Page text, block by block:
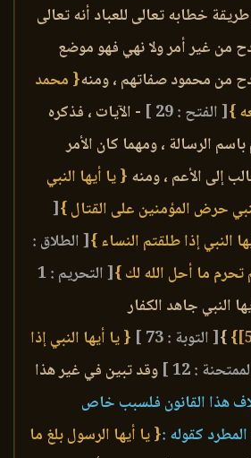
خطابه تعالى للعباد أنه تعالى
من غير أمر ولا نهي فهو موضع
من محمود صفاتهم ، ومنه{ محمد
}[ الفتح : 29 ]
- الآيات ، فذكره
الرسالة ، ومهما كان الأمر
إلى الأعم ، ومنه { يا أيها النبي
حرض المؤمنين على القتال }[
النبي إذا طلقتم النساء }[ الطلاق :
تحرم ما أحل الله لك }
[ التحريم : 1
النبي جاهد الكفار
}
}[ التوبة : 73 ]
{ يا أيها النبي إذا
: 12 ]
وقد تبين في غير هذا
هذا القانون فلسبب خاص
كقوله :{ يا أيها الرسول بلغ ما